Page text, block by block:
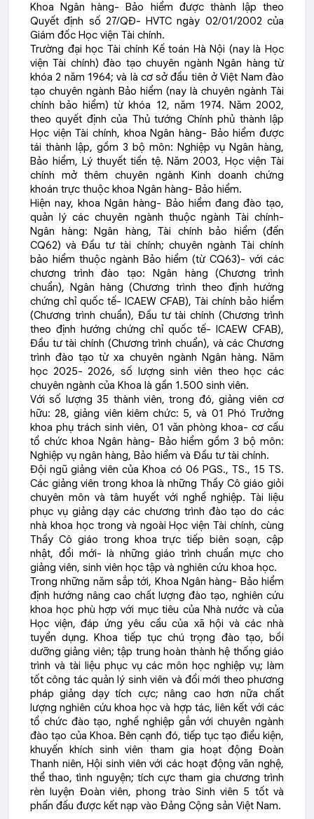
Khoa Ngân hàng- Bảo hiểm được thành lập theo
Quyết định số 27/QĐ- HVTC ngày 02/01/2002 của
Giám đốc Học viện Tài chính.
Trường đại học Tài chính Kế toán Hà Nội (nay là Học
viện Tài chính) đào tạo chuyên ngành Ngân hàng từ
khóa 2 năm 1964; và là cơ sở đầu tiên ở Việt Nam đào
tạo chuyên ngành Bảo hiểm (nay là chuyên ngành Tài
chính bảo hiểm) từ khóa 12, năm 1974. Năm 2002,
theo quyết định của Thủ tướng Chính phủ thành lập
Học viện Tài chính, khoa Ngân hàng- Bảo hiểm được
tái thành lập, gồm 3 bộ môn: Nghiệp vụ Ngân hàng,
Bảo hiểm, Lý thuyết tiền tệ. Năm 2003, Học viện Tài
chính mở thêm chuyên ngành Kinh doanh chứng
khoán trực thuộc khoa Ngân hàng- Bảo hiểm.
Hiện nay, khoa Ngân hàng- Bảo hiểm đang đào tạo,
quản lý các chuyên ngành thuộc ngành Tài chính-
Ngân hàng: Ngân hàng, Tài chính bảo hiểm (đến
CQ62) và Đầu tư tài chính; chuyên ngành Tài chính
bảo hiểm thuộc ngành Bảo hiểm (từ CQ63)- với các
chương trình đào tạo: Ngân hàng (Chương trình
chuẩn), Ngân hàng (Chương trình theo định hướng
chứng chỉ quốc tế- ICAEW CFAB), Tài chính bảo hiểm
(Chương trình chuẩn), Đầu tư tài chính (Chương trình
theo định hướng chứng chỉ quốc tế- ICAEW CFAB),
Đầu tư tài chính (Chương trình chuẩn), và các Chương
trình đào tạo từ xa chuyên ngành Ngân hàng. Năm
học 2025- 2026, số lượng sinh viên theo học các
chuyên ngành của Khoa là gần 1.500 sinh viên.
Với số lượng 35 thành viên, trong đó, giảng viên cơ
hữu: 28, giảng viên kiêm chức: 5, và 01 Phó Trưởng
khoa phụ trách sinh viên, 01 văn phòng khoa- cơ cấu
tổ chức khoa Ngân hàng- Bảo hiểm gồm 3 bộ môn:
Nghiệp vụ ngân hàng, Bảo hiểm và Đầu tư tài chính.
Đội ngũ giảng viên của Khoa có 06 PGS., TS., 15 TS.
Các giảng viên trong khoa là những Thầy Cô giáo giỏi
chuyên môn và tâm huyết với nghề nghiệp. Tài liệu
phục vụ giảng dạy các chương trình đào tạo do các
nhà khoa học trong và ngoài Học viện Tài chính, cùng
Thầy Cô giáo trong khoa trực tiếp biên soạn, cập
nhật, đổi mới- là những giáo trình chuẩn mực cho
giảng viên, sinh viên học tập và nghiên cứu khoa học.
Trong những năm sắp tới, Khoa Ngân hàng- Bảo hiểm
định hướng nâng cao chất lượng đào tạo, nghiên cứu
khoa học phù hợp với mục tiêu của Nhà nước và của
Học viện, đáp ứng yêu cầu của xã hội và các nhà
tuyển dụng. Khoa tiếp tục chú trọng đào tạo, bồi
dưỡng giảng viên; tập trung hoàn thành hệ thống giáo
trình và tài liệu phục vụ các môn học nghiệp vụ; làm
tốt công tác quản lý sinh viên và đổi mới theo phương
pháp giảng dạy tích cực; nâng cao hơn nữa chất
lượng nghiên cứu khoa học và hợp tác, liên kết với các
tổ chức đào tạo, nghề nghiệp gắn với chuyên ngành
đào tạo của Khoa. Bên cạnh đó, tiếp tục tạo điểu kiện,
khuyến khích sinh viên tham gia hoạt động Đoàn
Thanh niên, Hội sinh viên với các hoạt động văn nghệ,
thể thao, tình nguyện; tích cực tham gia chương trình
rèn luyện Đoàn viên, phong trào Sinh viên 5 tốt và
phấn đấu được kết nạp vào Đảng Cộng sản Việt Nam.